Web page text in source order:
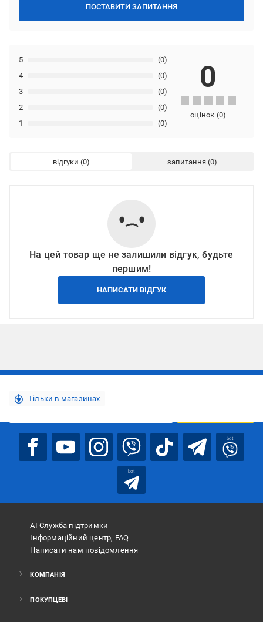
ПОСТАВИТИ ЗАПИТАННЯ
1 (0)
2 (0)
3 (0)
4 (0)
5 (0)
0
оцінок (0)
відгуки запитання
На цей товар ще не залишили відгук, будьте
першим!
НАПИСАТИ ВІДГУК
Тільки в магазинах
bot
bot
АІ Служба підтримки
Інформаційний центр, FAQ
Написати нам повідомлення
КОМПАНІЯ
ПОКУПЦЕВІ